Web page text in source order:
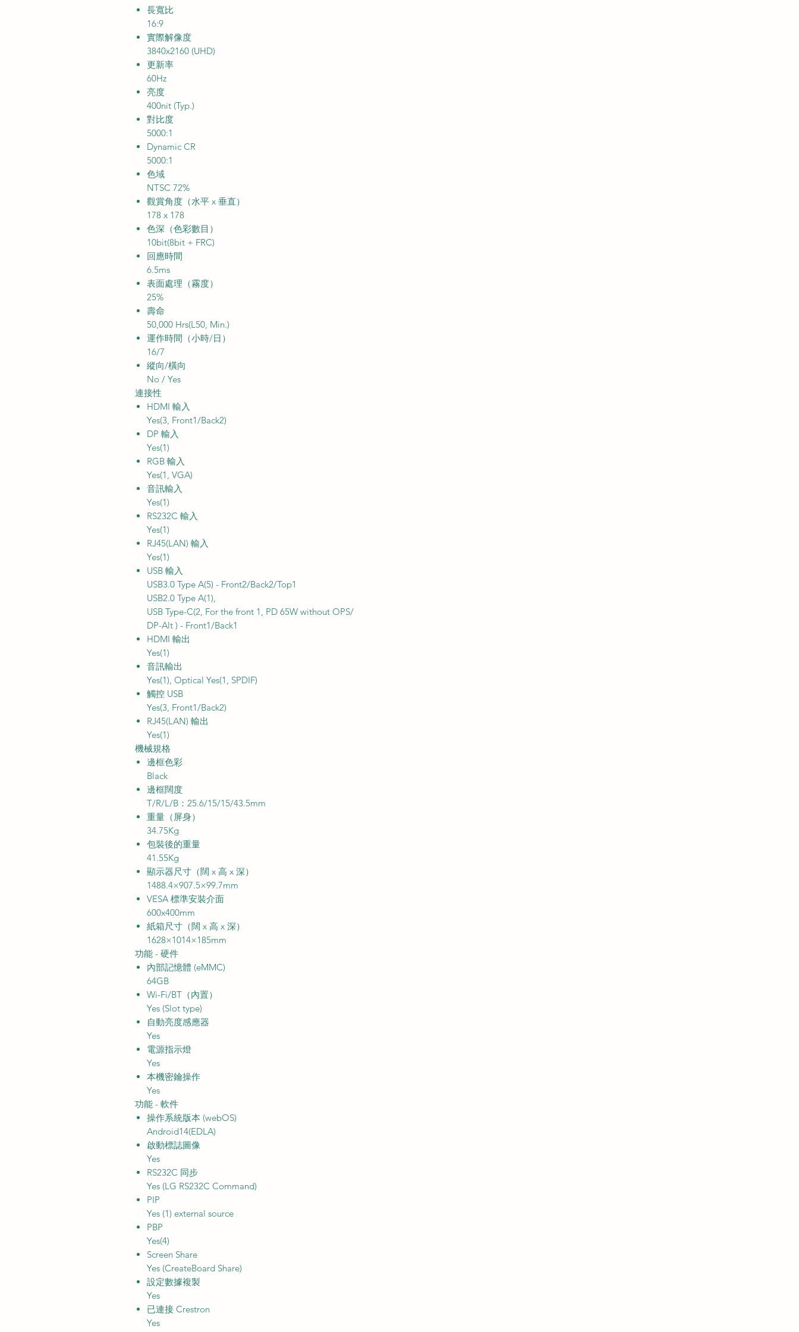
長寬比
16:9
實際解像度
3840x2160 (UHD)
更新率
60Hz
亮度
400nit (Typ.)
對比度
5000:1
Dynamic CR
5000:1
色域
NTSC 72%
觀賞角度（水平 x 垂直）
178 x 178
色深（色彩數目）
10bit(8bit + FRC)
回應時間
6.5ms
表面處理（霧度）
25%
壽命
50,000 Hrs(L50, Min.)
運作時間（小時/日）
16/7
縱向/橫向
No / Yes
連接性
HDMI 輸入
Yes(3, Front1/Back2)
DP 輸入
Yes(1)
RGB 輸入
Yes(1, VGA)
音訊輸入
Yes(1)
RS232C 輸入
Yes(1)
RJ45(LAN) 輸入
Yes(1)
USB 輸入
USB3.0 Type A(5) - Front2/Back2/Top1
USB2.0 Type A(1),
USB Type-C(2, For the front 1, PD 65W without OPS/
DP-Alt ) - Front1/Back1
HDMI 輸出
Yes(1)
音訊輸出
Yes(1), Optical Yes(1, SPDIF)
觸控 USB
Yes(3, Front1/Back2)
RJ45(LAN) 輸出
Yes(1)
機械規格
邊框色彩
Black
邊框闊度
T/R/L/B：25.6/15/15/43.5mm
重量（屏身）
34.75Kg
包裝後的重量
41.55Kg
顯示器尺寸（闊 x 高 x 深）
1488.4×907.5×99.7mm
VESA 標準安裝介面
600x400mm
紙箱尺寸（闊 x 高 x 深）
1628×1014×185mm
功能 - 硬件
內部記憶體 (eMMC)
64GB
Wi-Fi/BT（內置）
Yes (Slot type)
自動亮度感應器
Yes
電源指示燈
Yes
本機密鑰操作
Yes
功能 - 軟件
操作系統版本 (webOS)
Android14(EDLA)
啟動標誌圖像
Yes
RS232C 同步
Yes (LG RS232C Command)
PIP
Yes (1) external source
PBP
Yes(4)
Screen Share
Yes (CreateBoard Share)
設定數據複製
Yes
已連接 Crestron
Yes